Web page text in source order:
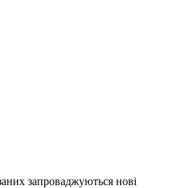
запроваджуються нові